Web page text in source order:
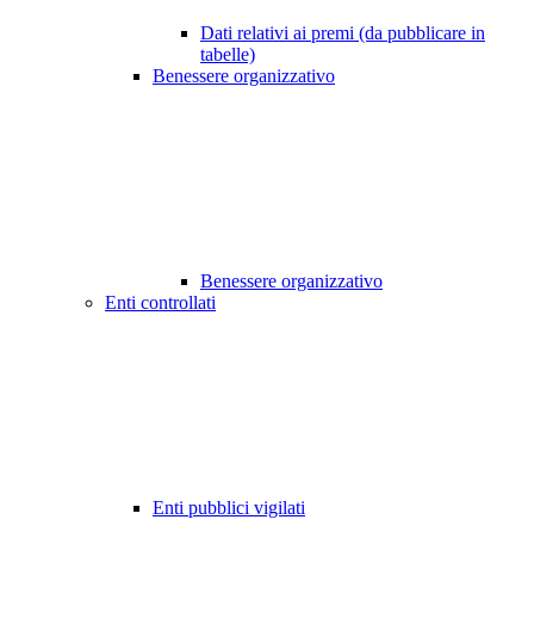
Dati relativi ai premi (da pubblicare in
tabelle)
Benessere organizzativo
Benessere organizzativo
Enti controllati
Enti pubblici vigilati